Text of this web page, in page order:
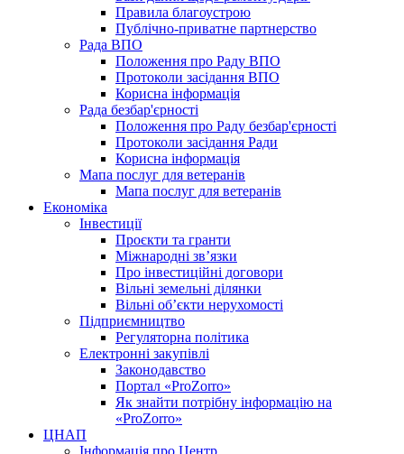
Правила благоустрою
Публічно-приватне партнерство
Рада ВПО
Положення про Раду ВПО
Протоколи засідання ВПО
Корисна інформація
Рада безбар'єрності
Положення про Раду безбар'єрності
Протоколи засідання Ради
Корисна інформація
Мапа послуг для ветеранів
Мапа послуг для ветеранів
Економіка
Інвестиції
Проєкти та гранти
Міжнародні зв’язки
Про інвестиційні договори
Вільні земельні ділянки
Вільні об’єкти нерухомості
Підприємництво
Регуляторна політика
Електронні закупівлі
Законодавство
Портал «ProZorro»
Як знайти потрібну інформацію на
«ProZorro»
ЦНАП
Інформація про Центр